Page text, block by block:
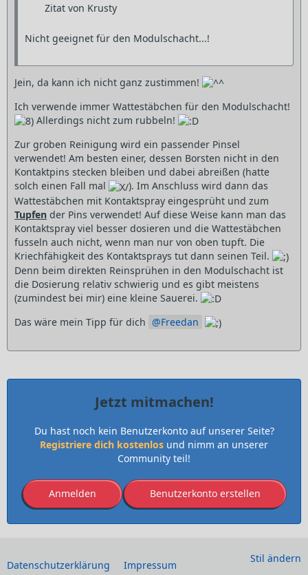
Zitat von Krusty
Nicht geeignet für den Modulschacht...!
Jein, da kann ich nicht ganz zustimmen!
Ich verwende immer Wattestäbchen für den Modulschacht!
Allerdings nicht zum rubbeln!
Zur groben Reinigung wird ein passender Pinsel
verwendet! Am besten einer, dessen Borsten nicht in den
Kontaktpins stecken bleiben und dabei abreißen (hatte
solch einen Fall mal
). Im Anschluss wird dann das
Wattestäbchen mit Kontaktspray eingesprüht und zum
Tupfen der Pins verwendet! Auf diese Weise kann man das
Kontaktspray viel besser dosieren und die Wattestäbchen
fusseln auch nicht, wenn man nur von oben tupft. Die
Kriechfähigkeit des Kontaktsprays tut dann seinen Teil.
Denn beim direkten Reinsprühen in den Modulschacht ist
die Dosierung relativ schwierig und es gibt meistens
(zumindest bei mir) eine kleine Sauerei.
Das wäre mein Tipp für dich
Freedan
Jetzt mitmachen!
Du hast noch kein Benutzerkonto auf unserer Seite?
Registriere dich kostenlos und nimm an unserer
Community teil!
Benutzerkonto erstellen
Anmelden
Stil ändern
Datenschutzerklärung Impressum